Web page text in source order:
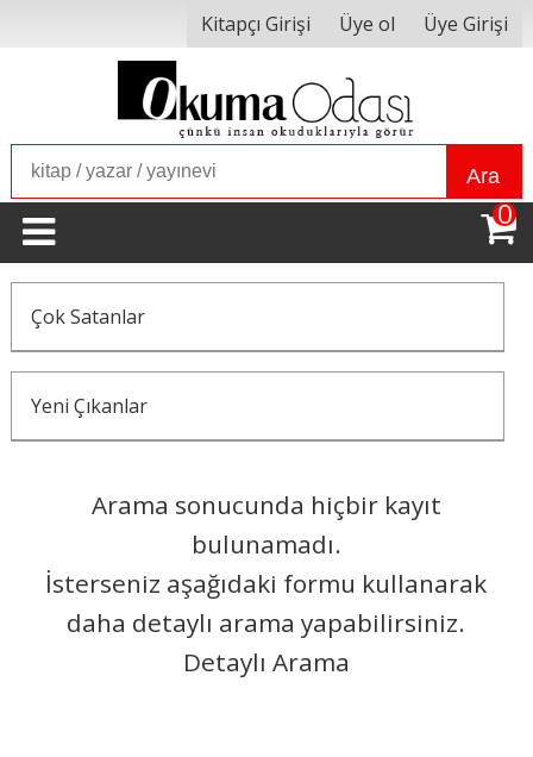
Kitapçı Girişi Üye ol Üye Girişi
Ara
0
Çok Satanlar
Yeni Çıkanlar
Arama sonucunda hiçbir kayıt
bulunamadı.
İsterseniz aşağıdaki formu kullanarak
daha detaylı arama yapabilirsiniz.
Detaylı Arama